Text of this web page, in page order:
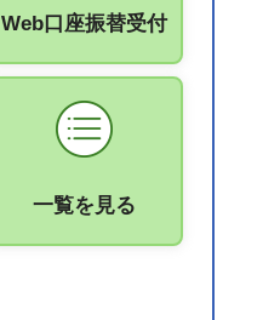
Web口座振替受付
一覧を見る